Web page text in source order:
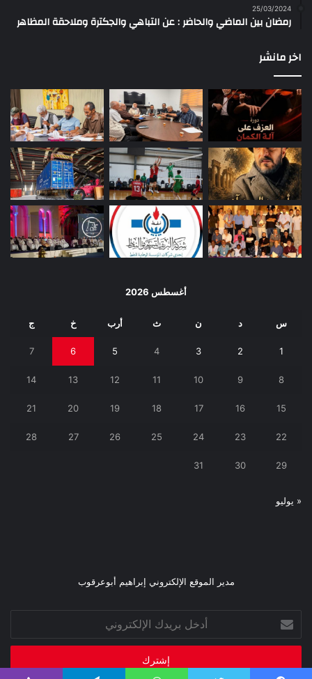
25/03/2024
رمضان بين الماضي والحاضر : عن التباهي والجكترة وملاحقة المظاهر
اخر مانشر
أغسطس 2026
س د ن ث أرب خ ج
1
2
3
4
5
6
7
8
9
10
11
12
13
14
15
16
17
18
19
20
21
22
23
24
25
26
27
28
29
30
31
« يوليو
مدير الموقع الإلكتروني إبراهيم أبوعرقوب
بريدك
الإلكتروني